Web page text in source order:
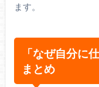
ます。
「なぜ自分に
まとめ